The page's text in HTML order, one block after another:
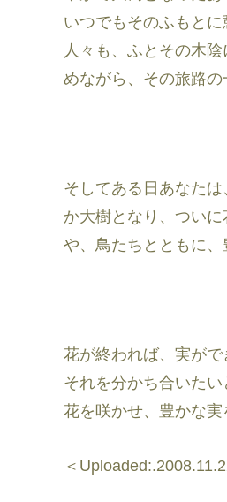
いつでもそのふもと
人々も、ふとその木
めながら、その旅路の
そしてある日あなた
か大樹となり、つい
や、鳥たちとともに、
花が終われば、実が
それを分かち合いた
花を咲かせ、豊かな実
＜